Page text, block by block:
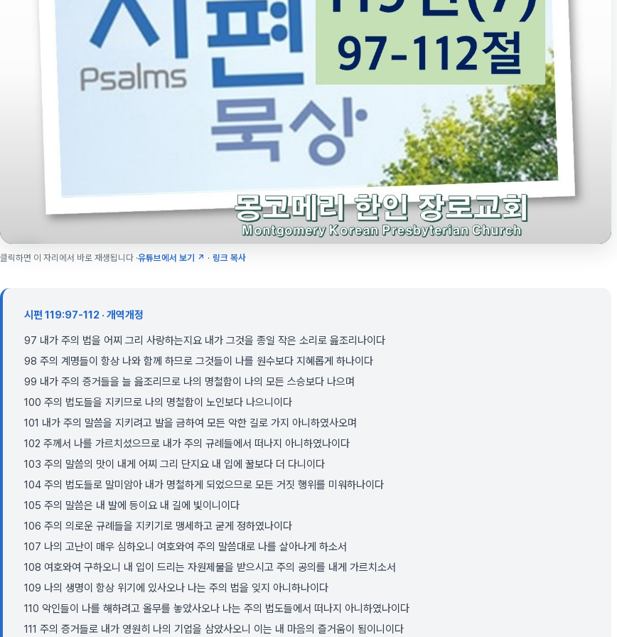
클릭하면 이 자리에서 바로 재생됩니다 ·유튜브에서 보기 ↗ · 링크 복사
시편 119:97-112 · 개역개정
97 내가 주의 법을 어찌 그리 사랑하는지요 내가 그것을 종일 작은 소리로 읊조리나이다
98 주의 계명들이 항상 나와 함께 하므로 그것들이 나를 원수보다 지혜롭게 하나이다
99 내가 주의 증거들을 늘 읊조리므로 나의 명철함이 나의 모든 스승보다 나으며
100 주의 법도들을 지키므로 나의 명철함이 노인보다 나으니이다
101 내가 주의 말씀을 지키려고 발을 금하여 모든 악한 길로 가지 아니하였사오며
102 주께서 나를 가르치셨으므로 내가 주의 규례들에서 떠나지 아니하였나이다
103 주의 말씀의 맛이 내게 어찌 그리 단지요 내 입에 꿀보다 더 다니이다
104 주의 법도들로 말미암아 내가 명철하게 되었으므로 모든 거짓 행위를 미워하나이다
105 주의 말씀은 내 발에 등이요 내 길에 빛이니이다
106 주의 의로운 규례들을 지키기로 맹세하고 굳게 정하였나이다
107 나의 고난이 매우 심하오니 여호와여 주의 말씀대로 나를 살아나게 하소서
108 여호와여 구하오니 내 입이 드리는 자원제물을 받으시고 주의 공의를 내게 가르치소서
109 나의 생명이 항상 위기에 있사오나 나는 주의 법을 잊지 아니하나이다
110 악인들이 나를 해하려고 올무를 놓았사오나 나는 주의 법도들에서 떠나지 아니하였나이다
111 주의 증거들로 내가 영원히 나의 기업을 삼았사오니 이는 내 마음의 즐거움이 됨이니이다